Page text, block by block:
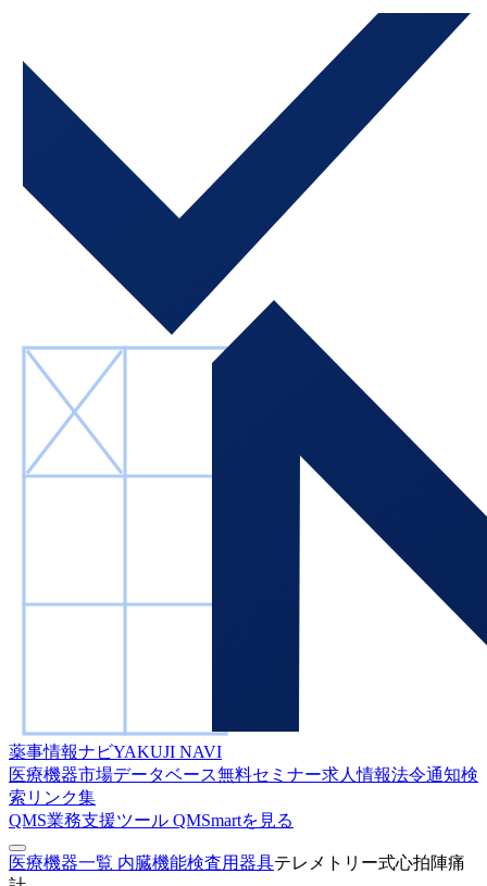
薬事情報ナビYAKUJI NAVI
医療機器市場データベース無料セミナー求人情報法令通知検
索 リンク集
QMS業務支援ツール QMSmartを見る
医療機器一覧 内臓機能検査用器具テレメトリー式心拍陣痛